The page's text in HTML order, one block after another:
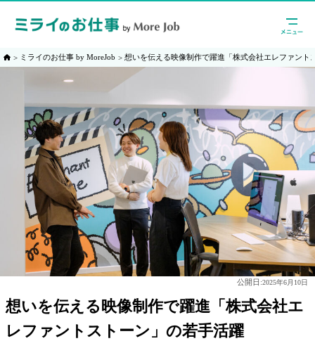
ミライのお仕事 by MoreJob 想いを伝える映像制作で躍進「株式会社エレファント
公開日:2025年6月10日
想いを伝える映像制作で躍進「株式会社エ
レファントストーン」の若手活躍